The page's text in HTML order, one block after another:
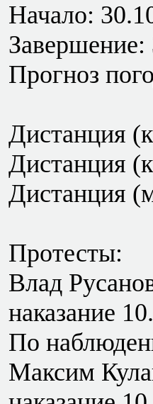
Начало:
Завершение:
Прогноз
Дистанция
Дистанция
Дистанция
Протесты:
Влад
наказание
По
Максим